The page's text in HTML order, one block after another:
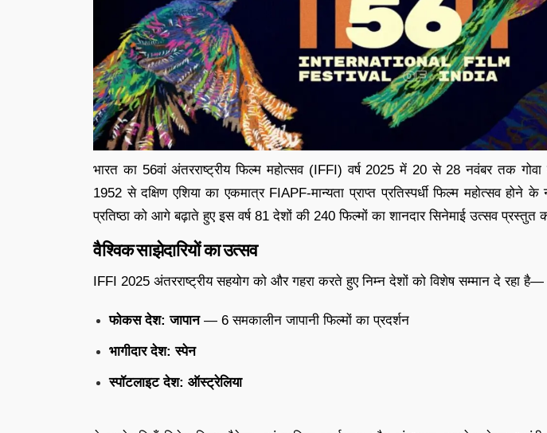
भारत का 56वां अंतरराष्ट्रीय फिल्म महोत्सव (IFFI) वर्ष 2025 में 20 से 28 नवंबर तक गोवा
1952 से दक्षिण एशिया का एकमात्र FIAPF-मान्यता प्राप्त प्रतिस्पर्धी फिल्म महोत्सव होने
प्रतिष्ठा को आगे बढ़ाते हुए इस वर्ष 81 देशों की 240 फिल्मों का शानदार सिनेमाई उत्सव प्रस्तुत
वैश्विक साझेदारियों का उत्सव
IFFI 2025 अंतरराष्ट्रीय सहयोग को और गहरा करते हुए निम्न देशों को विशेष सम्मान दे रहा है—
फोकस देश: जापान— 6 समकालीन जापानी फिल्मों का प्रदर्शन
भागीदार देश: स्पेन
स्पॉटलाइट देश: ऑस्ट्रेलिया